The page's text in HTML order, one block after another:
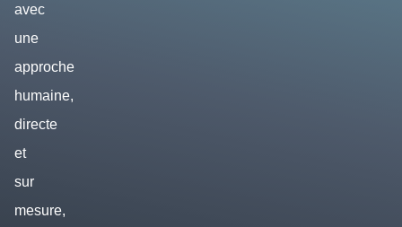
avec
une
approche
humaine,
directe
et
sur
mesure,